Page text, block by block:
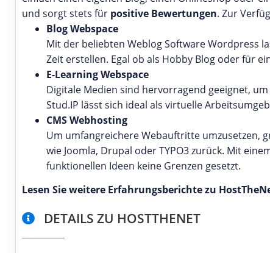
und sorgt stets für positive Bewertungen. Zur
Blog Webspace
Mit der beliebten Weblog Software Wordpress
Zeit erstellen. Egal ob als Hobby Blog oder für
E-Learning Webspace
Digitale Medien sind hervorragend geeignet,
Stud.IP lässt sich ideal als virtuelle
CMS Webhosting
Um umfangreichere Webauftritte umzusetzen,
wie Joomla, Drupal oder TYPO3 zurück. Mit
funktionellen Ideen keine Grenzen gesetzt.
Lesen Sie weitere Erfahrungsberichte zu
DETAILS ZU HOSTTHENET